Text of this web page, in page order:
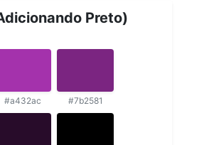
Preto)
#a432ac #7b2581